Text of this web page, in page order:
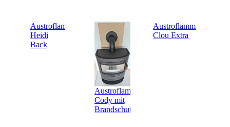
Austroflamm
Heidi
Back
Austroflamm
Cody mit
Brandschutzplatte
Austroflamm
Clou Extra